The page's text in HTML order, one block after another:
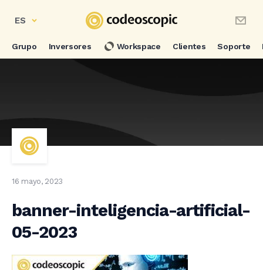
ES
Grupo Inversores Workspace Clientes Soporte
16 mayo, 2023
banner-inteligencia-artificial-
05-2023